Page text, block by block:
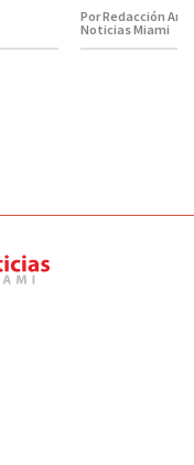
Por Redacción
Noticias Miami